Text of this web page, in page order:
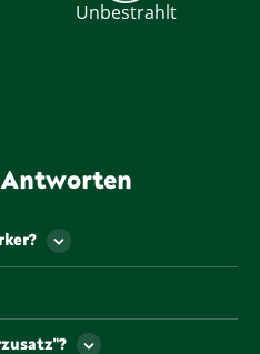
Unbestrahlt
Antworten
jene
die den
eines
werden
natürlicherweise in